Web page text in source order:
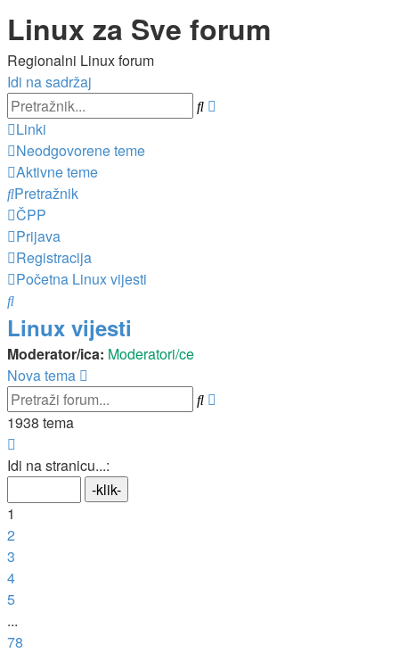
Linux za Sve forum
Regionalni Linux forum
Idi na sadržaj
Pretražnik
Linki
Neodgovorene teme
Aktivne teme
Pretražnik
ČPP
Prijava
Registracija
Početna Linux vijesti
Pretražnik
Linux vijesti
Moderator/ica: Moderatori/ce
Nova tema
Pretražnik
1938 tema
1 78.
Idi na stranicu...:
1
2
3
4
5
...
78